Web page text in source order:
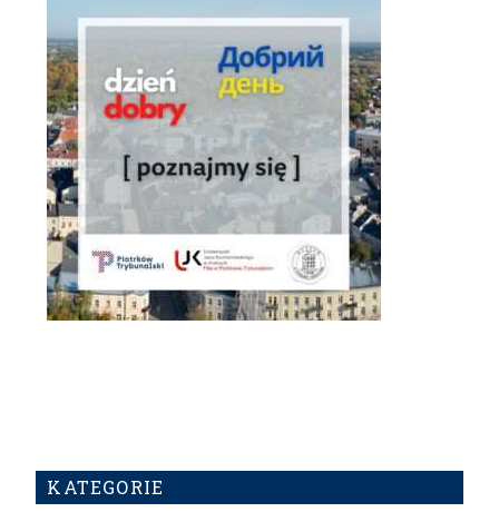
KATEGORIE